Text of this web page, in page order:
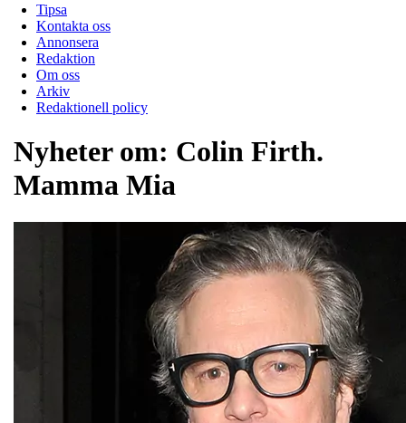
Tipsa
Kontakta oss
Annonsera
Redaktion
Om oss
Arkiv
Redaktionell policy
Nyheter om: Colin Firth.
Mamma Mia